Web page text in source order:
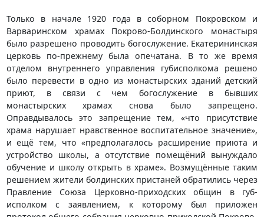
Только в начале 1920 года в соборном Покровском и
Варваринском храмах Покрово-Болдинского монастыря
было разрешено проводить богослужение. Екатерининская
церковь по-прежнему была опечатана. В то же время
отделом внутреннего управления губисполкома решено
было перевести в одно из монастырских зданий детский
приют, в связи с чем богослужение в бывших
монастырских храмах снова было запрещено.
Оправдывалось это запрещение тем, «что присутствие
храма нарушает нравственное воспитательное значение»,
и ещё тем, что «предполагалось расширение приюта и
устройство школы, а отсутствие помещёний вынуждало
обучение и школу открыть в храме». Возмущённые таким
решением жители болдинских пристаней обратились через
Правление Союза Церковно-приходских общин в губ-
исполком с заявлением, к которому был приложен